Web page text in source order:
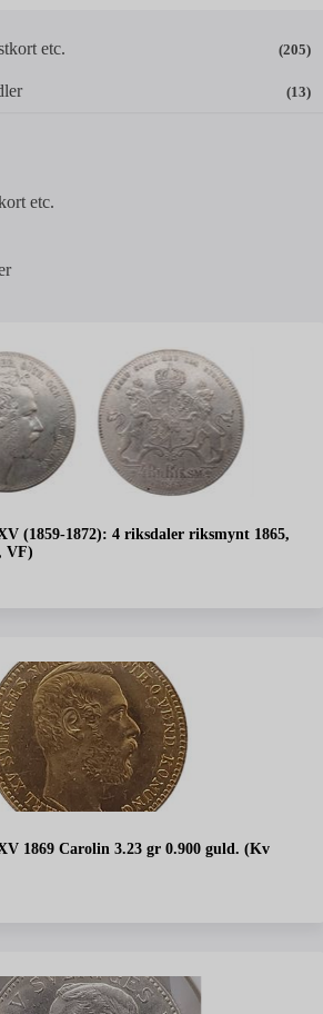
etc. (205)
(13)
etc.
(1859-1872): 4 riksdaler riksmynt 1865,
VF)
1869 Carolin 3.23 gr 0.900 guld. (Kv